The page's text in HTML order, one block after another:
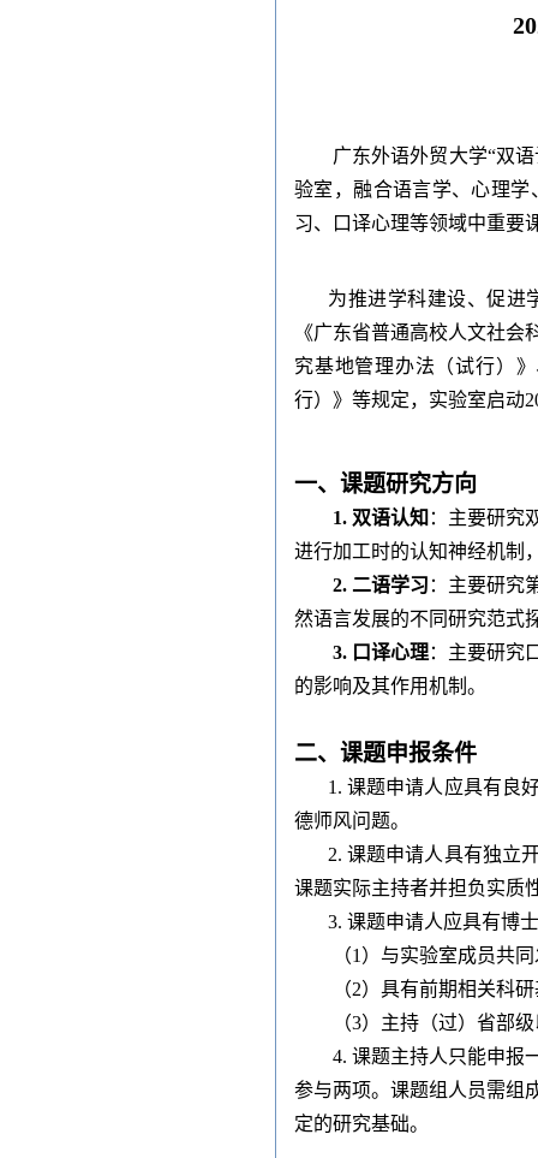
广东外语外贸大学“双
验室，融合语言学、心理
习、口译心理等领域中重要
为推进学科建设、促进
《广东省普通高校人文社
究基地管理办法（试行）
行）》等规定，实验室启动
一、课题研究方向
1. 双语认知 ：主要研究
进行加工时的认知神经机制
2. 二语学习 ：主要研究
然语言发展的不同研究范式
3. 口译心理：主要研究
的影响及其作用机制。
二、课题申报条件
1. 课题申请人应具有良
德师风问题。
2. 课题申请人具有独立
课题实际主持者并担负实质
3. 课题申请人应具有博
（1）与实验室成员共
（2）具有前期相关科
（3）主持（过）省部
4. 课题主持人只能申报
参与两项。课题组人员需组
定的研究基础。